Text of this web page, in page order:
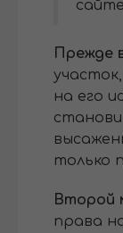
Прежде
на его
только
Второй
права